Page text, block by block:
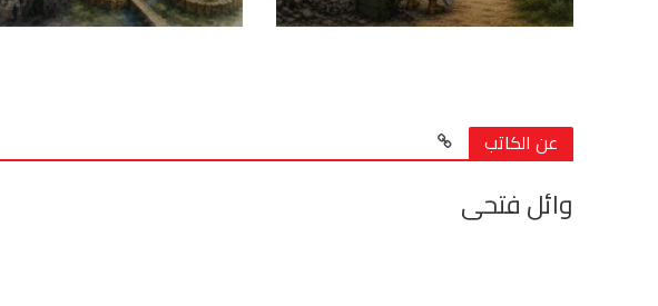
عن الكاتب
وائل فتحى